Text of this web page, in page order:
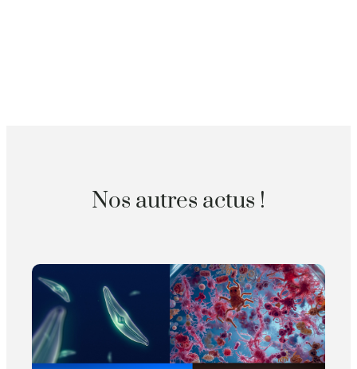
Nos autres actus !